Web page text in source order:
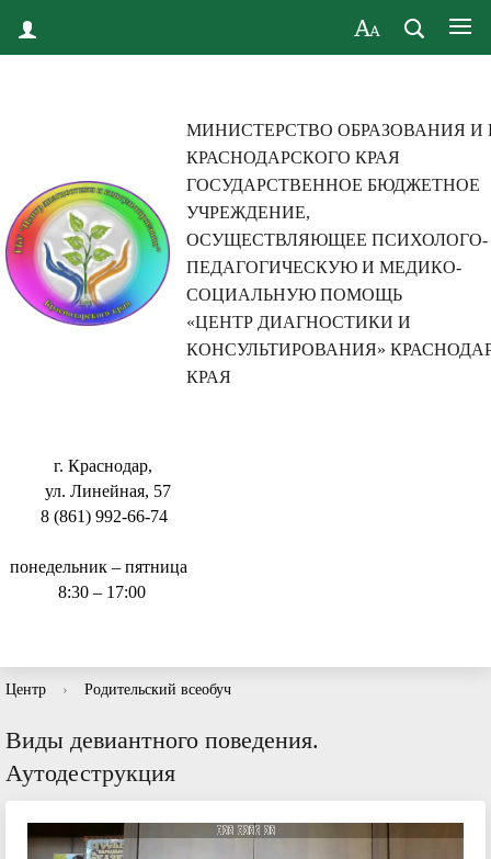
МИНИСТЕРСТВО ОБРАЗОВАНИЯ И
КРАСНОДАРСКОГО КРАЯ
ГОСУДАРСТВЕННОЕ БЮДЖЕТНОЕ
УЧРЕЖДЕНИЕ,
ОСУЩЕСТВЛЯЮЩЕЕ ПСИХОЛОГО-
ПЕДАГОГИЧЕСКУЮ И МЕДИКО-
СОЦИАЛЬНУЮ ПОМОЩЬ
«ЦЕНТР ДИАГНОСТИКИ И
КОНСУЛЬТИРОВАНИЯ»
КРАЯ
г. Краснодар,
ул. Линейная, 57
8 (861) 992-66-74
понедельник – пятница
8:30 – 17:00
Центр › Родительский всеобуч
Виды девиантного поведения.
Аутодеструкция